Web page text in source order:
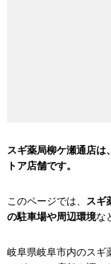
スギ薬局柳ケ瀬通店は
トア店舗です。
このページでは、 スギ
の駐車場や周辺環境な
岐阜県岐阜市内のスギ